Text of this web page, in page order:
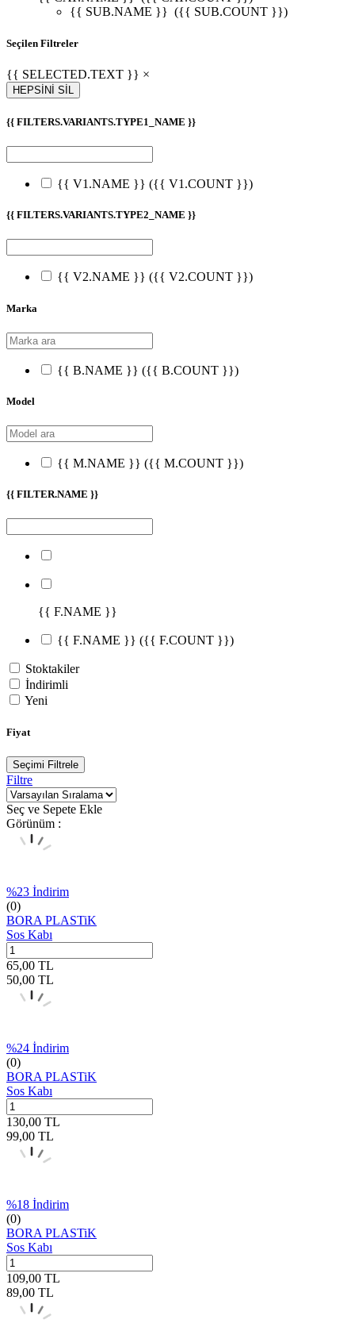
{{ SUB.NAME }} ({{ SUB.COUNT }})
Seçilen Filtreler
{{ SELECTED.TEXT }} ×
HEPSİNİ SİL
{{ FILTERS.VARIANTS.TYPE1_NAME }}
{{ V1.NAME }} ({{ V1.COUNT }})
{{ FILTERS.VARIANTS.TYPE2_NAME }}
{{ V2.NAME }} ({{ V2.COUNT }})
Marka
{{ B.NAME }} ({{ B.COUNT }})
Model
{{ M.NAME }} ({{ M.COUNT }})
{{ FILTER.NAME }}
{{ F.NAME }}
{{ F.NAME }} ({{ F.COUNT }})
Stoktakiler
İndirimli
Yeni
Fiyat
Seçimi Filtrele
Filtre
Seç ve Sepete Ekle
Görünüm :
%23 İndirim
(0)
BORA PLASTiK
Sos Kabı
65,00 TL
50,00 TL
%24 İndirim
(0)
BORA PLASTiK
Sos Kabı
130,00 TL
99,00 TL
%18 İndirim
(0)
BORA PLASTiK
Sos Kabı
109,00 TL
89,00 TL